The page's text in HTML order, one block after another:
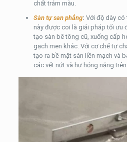
chất trám màu.
Sàn tự san phẳng: Với độ dày có
này được coi là giải pháp tối ưu
tạo sàn bê tông cũ, xuống cấp
gạch men khác. Với cơ chế tự
tạo ra bề mặt sàn liền mạch và
các vết nứt và hư hỏng nặng